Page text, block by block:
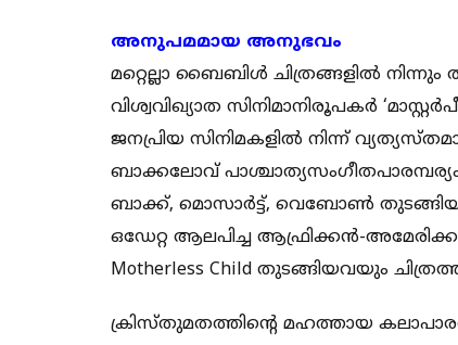
അനുപമമായ അനുഭവം
മറ്റെല്ലാ ബൈബിള്‍ ചിത്രങ്ങളില്‍
വിശ്വവിഖ്യാത സിനിമാനിരൂപകര്‍
ജനപ്രിയ സിനിമകളില്‍ നിന്ന്
ബാക്കലോവ്
ബാക്ക്, മൊസാര്‍ട്ട്, വെബോണ്‍
ഒഡേറ്റ ആലപിച്ച ആഫ്രിക്കന്‍-
Motherless Child തുടങ്ങിയവയും
ക്രിസ്തുമതത്തിന്റെ മഹത്തായ